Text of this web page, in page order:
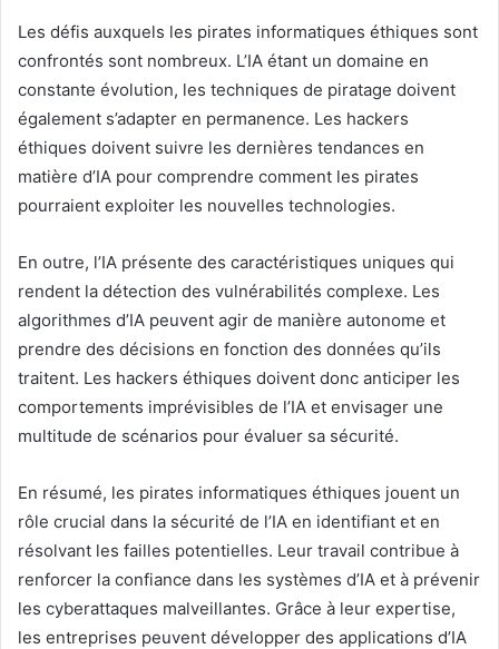
Les défis auxquels les pirates informatiques éthiques sont
confrontés sont nombreux. L’IA étant un domaine en
constante évolution, les techniques de piratage doivent
également s’adapter en permanence. Les hackers
éthiques doivent suivre les dernières tendances en
matière d’IA pour comprendre comment les pirates
pourraient exploiter les nouvelles technologies.
En outre, l’IA présente des caractéristiques uniques qui
rendent la détection des vulnérabilités complexe. Les
algorithmes d’IA peuvent agir de manière autonome et
prendre des décisions en fonction des données qu’ils
traitent. Les hackers éthiques doivent donc anticiper les
comportements imprévisibles de l’IA et envisager une
multitude de scénarios pour évaluer sa sécurité.
En résumé, les pirates informatiques éthiques jouent un
rôle crucial dans la sécurité de l’IA en identifiant et en
résolvant les failles potentielles. Leur travail contribue à
renforcer la confiance dans les systèmes d’IA et à prévenir
les cyberattaques malveillantes. Grâce à leur expertise,
les entreprises peuvent développer des applications d’IA